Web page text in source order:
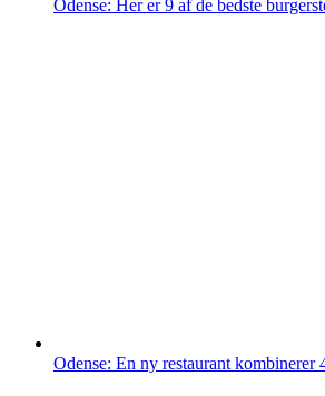
Odense: Her er 9 af de bedste
Odense: En ny restaurant kombinerer